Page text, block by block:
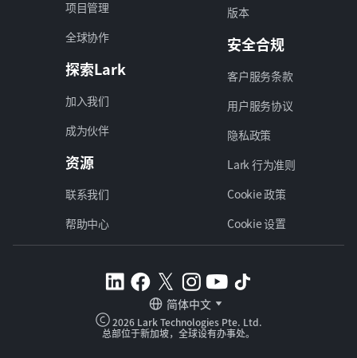
项目管理
全球协作
探索Lark
加入我们
成为伙伴
资源
联系我们
帮助中心
版本
安全合规
客户服务条款
用户服务协议
隐私政策
Lark 行为准则
Cookie 政策
Cookie 设置
2026 Lark Technologies Pte. Ltd.
总部位于新加坡，全球设有办事处。
简体中文